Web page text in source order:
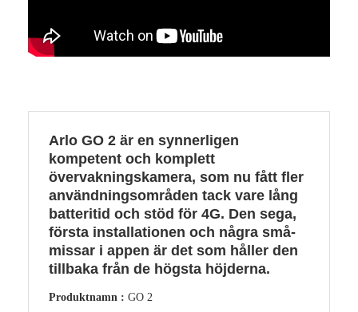
Arlo GO 2 är en synnerligen
kompetent och komplett
övervakningskamera, som nu fått fler
användningsområden tack vare lång
batteritid och stöd för 4G. Den sega,
första installationen och några små-
missar i appen är det som håller den
tillbaka från de högsta höjderna.
Produktnamn : GO 2